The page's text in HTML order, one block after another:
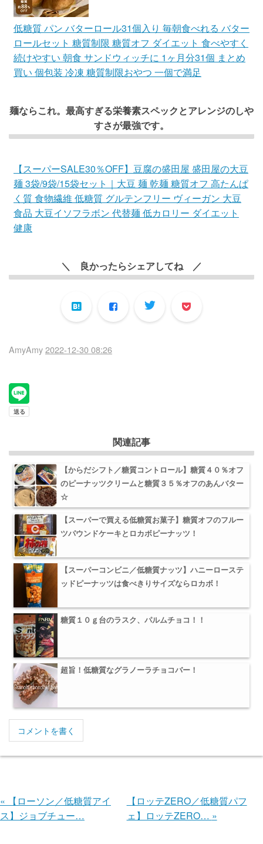
低糖質 パン バターロール31個入り 毎朝食べれる バター
ロールセット 糖質制限 糖質オフ ダイエット 食べやすく
続けやすい 朝食 サンドウィッチに 1ヶ月分31個 まとめ
買い 個包装 冷凍 糖質制限おやつ 一個で満足
麺ならこれ。最高すぎる栄養素スペックとアレンジのしや
すさが最強です。
【スーパーSALE30％OFF】豆腐の盛田屋 盛田屋の大豆
麺 3袋/9袋/15袋セット｜大豆 麺 乾麺 糖質オフ 高たんぱ
く質 食物繊維 低糖質 グルテンフリー ヴィーガン 大豆
食品 大豆イソフラボン 代替麺 低カロリー ダイエット
健康
＼ 良かったらシェアしてね ／
AmyAmy2022-12-30 08:26
関連記事
【からだシフト／糖質コントロール】糖質４０％オフ
のピーナッツクリームと糖質３５％オフのあんバター
☆
【スーパーで買える低糖質お菓子】糖質オフのフルー
ツパウンドケーキとロカボピーナッツ！
【スーパーコンビニ／低糖質ナッツ】ハニーローステ
ッドピーナッツは食べきりサイズならロカボ！
糖質１０ｇ台のラスク、パルムチョコ！！
超旨！低糖質なグラノーラチョコバー！
コメントを書く
«
【ローソン／低糖質アイ
ス】ジョブチュー…
【ロッテZERO／低糖質パフ
ェ】ロッテZERO… »